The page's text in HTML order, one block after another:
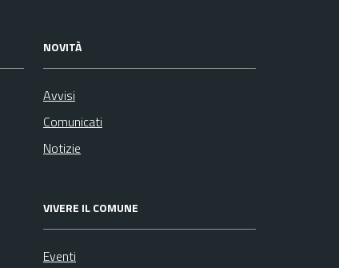
NOVITÀ
Avvisi
Comunicati
Notizie
VIVERE IL COMUNE
Eventi